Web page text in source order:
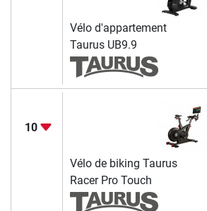
Vélo d'appartement
Taurus UB9.9
10
Vélo de biking Taurus
Racer Pro Touch